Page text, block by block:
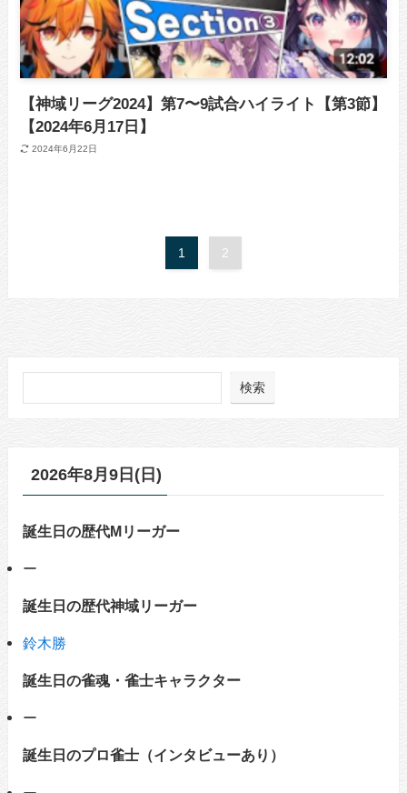
【神域リーグ2024】第7〜9試合ハイライト【第3節】
【2024年6月17日】
2024年6月22日
1 2
検索
2026年8月9日(日)
誕生日の歴代Mリーガー
ー
誕生日の歴代神域リーガー
鈴木勝
誕生日の雀魂・雀士キャラクター
ー
誕生日のプロ雀士（インタビューあり）